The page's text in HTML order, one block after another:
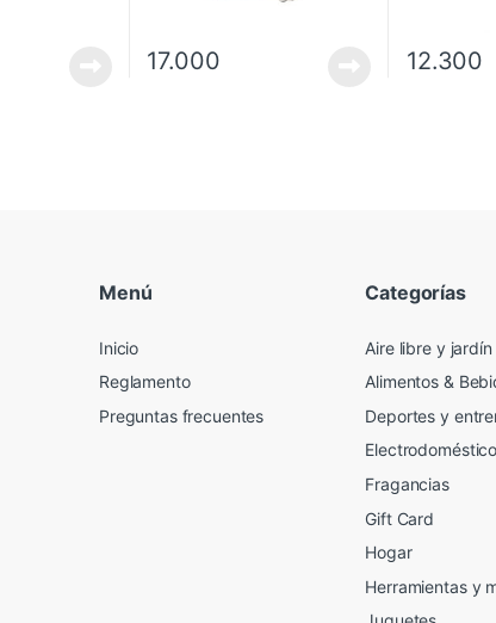
17.000 12.300
Menú
Inicio
Reglamento
Preguntas frecuentes
Categorías
Aire libre y jardín
Alimentos &
Deportes y
Fragancias
Gift Card
Hogar
Herramientas y